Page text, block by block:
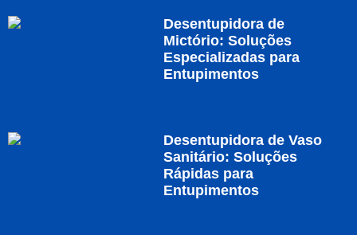
Desentupidora de
Mictório: Soluções
Especializadas para
Entupimentos
Desentupidora de Vaso
Sanitário: Soluções
Rápidas para
Entupimentos